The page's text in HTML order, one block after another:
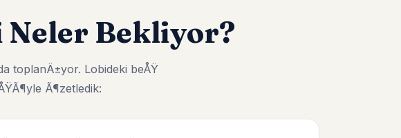
Neler Bekliyor?
toplanÄ±yor. Lobideki beÅŸ
Ã¶zetledik: